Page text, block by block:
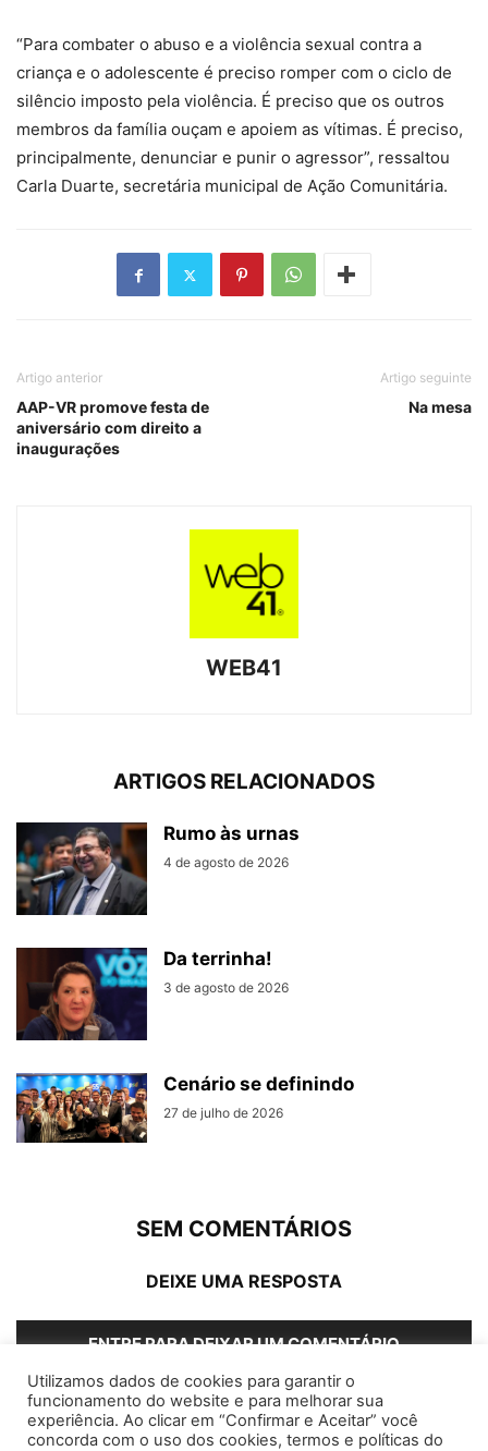
“Para combater o abuso e a violência sexual contra a
criança e o adolescente é preciso romper com o ciclo de
silêncio imposto pela violência. É preciso que os outros
membros da família ouçam e apoiem as vítimas. É preciso,
principalmente, denunciar e punir o agressor”, ressaltou
Carla Duarte, secretária municipal de Ação Comunitária.
Artigo anterior
AAP-VR promove festa de
aniversário com direito a
inaugurações
Artigo seguinte
Na mesa
WEB41
ARTIGOS RELACIONADOS
Rumo às urnas
4 de agosto de 2026
Da terrinha!
3 de agosto de 2026
Cenário se definindo
27 de julho de 2026
SEM COMENTÁRIOS
DEIXE UMA RESPOSTA
ENTRE PARA DEIXAR UM COMENTÁRIO
Utilizamos dados de cookies para garantir o
funcionamento do website e para melhorar sua
experiência. Ao clicar em “Confirmar e Aceitar” você
concorda com o uso dos cookies, termos e políticas do